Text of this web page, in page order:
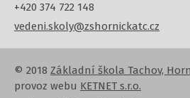
+420 374 722 148
vedeni.skoly@zshornickatc.cz
© 2018 Základní škola Tachov,
provoz webu KETNET s.r.o.